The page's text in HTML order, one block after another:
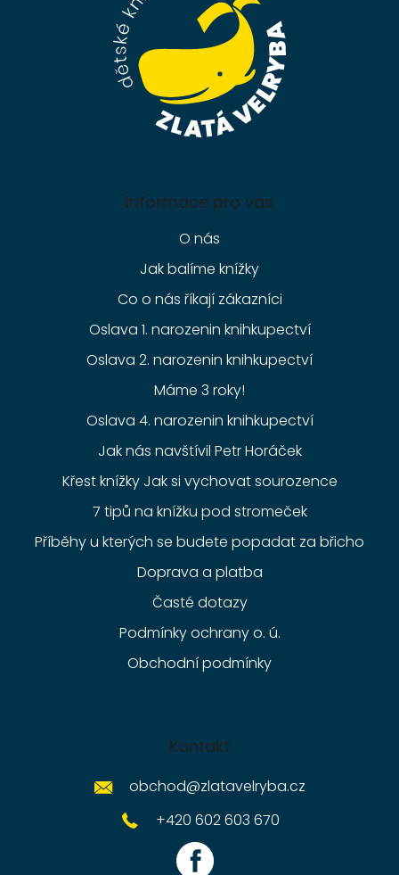
Informace pro vás
O nás
Jak balíme knížky
Co o nás říkají zákazníci
Oslava 1. narozenin knihkupectví
Oslava 2. narozenin knihkupectví
Máme 3 roky!
Oslava 4. narozenin knihkupectví
Jak nás navštívil Petr Horáček
Křest knížky Jak si vychovat sourozence
7 tipů na knížku pod stromeček
Příběhy u kterých se budete popadat za břicho
Doprava a platba
Časté dotazy
Podmínky ochrany o. ú.
Obchodní podmínky
Kontakt
obchod@zlatavelryba.cz
+420 602 603 670